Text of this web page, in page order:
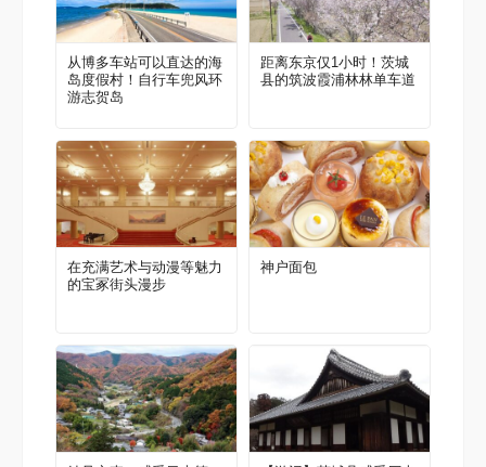
从博多车站可以直达的海
岛度假村！自行车兜风环
游志贺岛
距离东京仅1小时！茨城
县的筑波霞浦林林单车道
在充满艺术与动漫等魅力
的宝冢街头漫步
神户面包